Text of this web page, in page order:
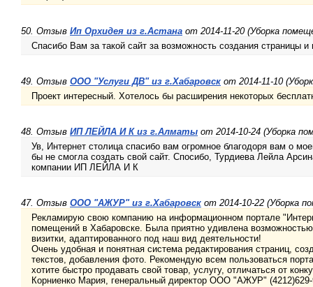
50. Отзыв Ип Орхидея из г.Астана от 2014-11-20 (Уборка
Спасибо Вам за такой сайт за возможность создания страницы
49. Отзыв OOO "Услуги ДВ" из г.Хабаровск от 2014-11-10
Проект интересный. Хотелось бы расширения некоторых
48. Отзыв ИП ЛЕЙЛА И К из г.Алматы от 2014-10-24 (Уборка
Ув, Интернет столица спасибо вам огромное благодоря вам о
бы не смогла создать свой сайт. Спосибо, Турдиева Лейла
компании ИП ЛЕЙЛА И К
47. Отзыв ООО "АЖУР" из г.Хабаровск от 2014-10-22 (Уборка
Рекламирую свою компанию на информационном портале
помещений в Хабаровске. Была приятно удивлена
визитки, адаптированного под наш вид деятельности!
Очень удобная и понятная система редактирования страниц,
текстов, добавления фото. Рекомендую всем пользоваться
хотите быстро продавать свой товар, услугу, отличаться от
Корниенко Мария, генеральный директор ООО "АЖУР"